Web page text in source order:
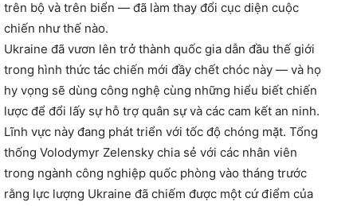
trên bộ và trên biển — đã làm thay đổi cục diện cuộc
chiến như thế nào.
Ukraine đã vươn lên trở thành quốc gia dẫn đầu thế giới
trong hình thức tác chiến mới đầy chết chóc này — và họ
hy vọng sẽ dùng công nghệ cùng những hiểu biết chiến
lược để đổi lấy sự hỗ trợ quân sự và các cam kết an ninh.
Lĩnh vực này đang phát triển với tốc độ chóng mặt. Tổng
thống Volodymyr Zelensky chia sẻ với các nhân viên
trong ngành công nghiệp quốc phòng vào tháng trước
rằng lực lượng Ukraine đã chiếm được một cứ điểm của